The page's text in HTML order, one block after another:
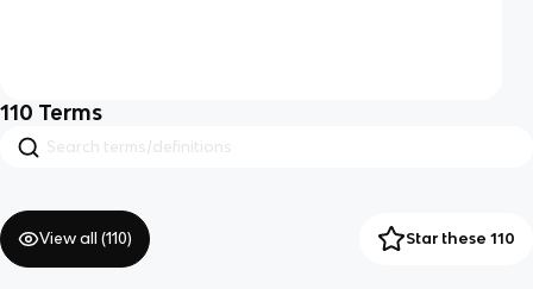
110 Terms
View all (110) Star these 110